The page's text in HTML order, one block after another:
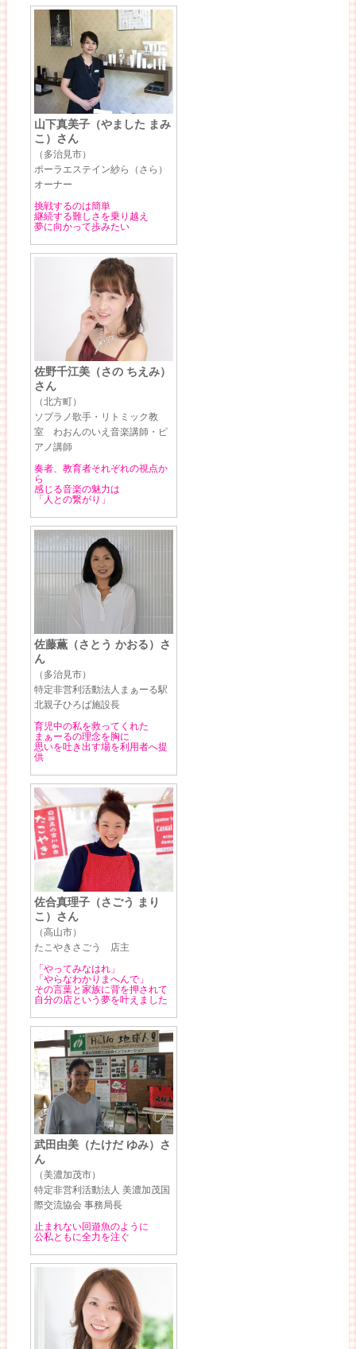
山下真美子（やました まみ
こ）さん
（多治見市）
ポーラエステイン紗ら（さら）
オーナー
挑戦するのは簡単
継続する難しさを乗り越え
夢に向かって歩みたい
佐野千江美（さの ちえみ）
さん
（北方町）
ソプラノ歌手・リトミック教
室 わおんのいえ音楽講師・ピ
アノ講師
奏者、教育者それぞれの視点か
ら
感じる音楽の魅力は
「人との繋がり」
佐藤薫（さとう かおる）さ
ん
（多治見市）
特定非営利活動法人まぁーる駅
北親子ひろば施設長
育児中の私を救ってくれた
まぁーるの理念を胸に
思いを吐き出す場を利用者へ提
供
佐合真理子（さごう まり
こ）さん
（高山市）
たこやきさごう 店主
「やってみなはれ」
「やらなわかりまへんで」
その言葉と家族に背を押されて
自分の店という夢を叶えました
武田由美（たけだ ゆみ）さ
ん
（美濃加茂市）
特定非営利活動法人 美濃加茂国
際交流協会 事務局長
止まれない回遊魚のように
公私ともに全力を注ぐ